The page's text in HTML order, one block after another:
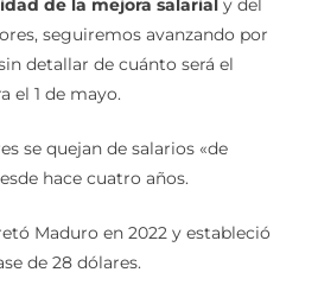
de la mejora salarial y del
seguiremos avanzando por
detallar de cuánto será el
el 1 de mayo.
se quejan de salarios «de
hace cuatro años.
Maduro en 2022 y estableció
de 28 dólares.